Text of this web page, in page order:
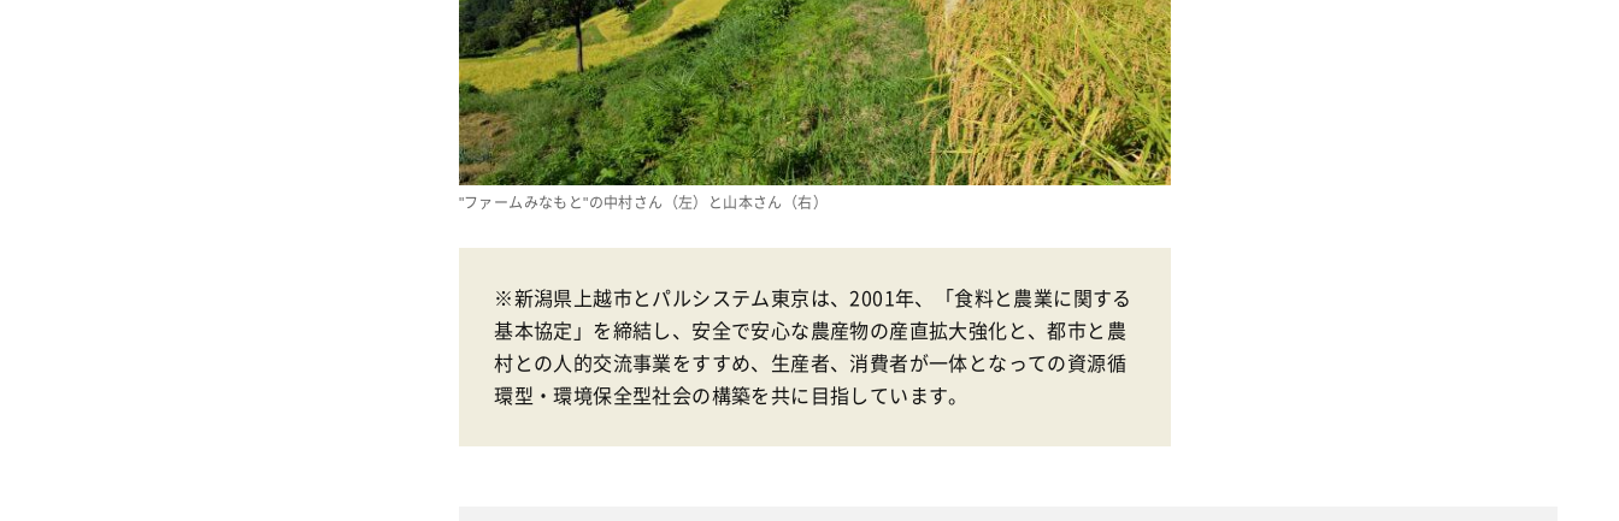
"ファームみなもと"の中村さん（左）と山本さん（右）
※新潟県上越市とパルシステム東京は、2001年、「食料と農業に関する
基本協定」を締結し、安全で安心な農産物の産直拡大強化と、都市と農
村との人的交流事業をすすめ、生産者、消費者が一体となっての資源循
環型・環境保全型社会の構築を共に目指しています。